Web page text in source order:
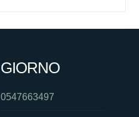
GIORNO
0547663497